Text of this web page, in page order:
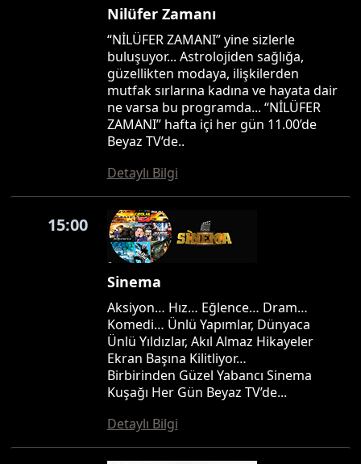
Nilüfer Zamanı
“NİLÜFER ZAMANI” yine sizlerle
buluşuyor... Astrolojiden sağlığa,
güzellikten modaya, ilişkilerden
mutfak sırlarına kadına ve hayata dair
ne varsa bu programda... “NİLÜFER
ZAMANI” hafta içi her gün 11.00’de
Beyaz TV’de..
Detaylı Bilgi
15:00
Sinema
Aksiyon… Hız… Eğlence… Dram…
Komedi… Ünlü Yapımlar, Dünyaca
Ünlü Yıldızlar, Akıl Almaz Hikayeler
Ekran Başına Kilitliyor…
Birbirinden Güzel Yabancı Sinema
Kuşağı Her Gün Beyaz TV’de...
Detaylı Bilgi